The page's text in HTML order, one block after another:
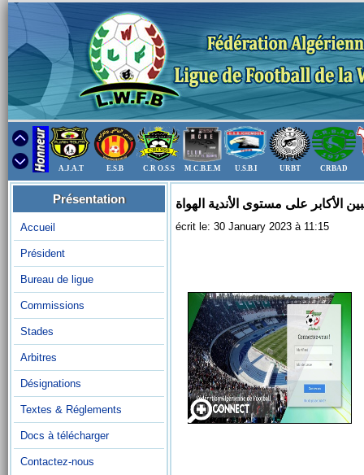
A.J.A.T E.S.B C.R O.S.S M.C.B.E.M U.S.B.I URBT CRBAD
Présentation
Accueil
Président
Bureau de ligue
Commissions
Stades
Arbitres
Désignations
Textes & Réglements
Docs à télécharger
Contactez-nous
الأكابر على مستوى الأندية الهواة
écrit le: 30 January 2023 à 11:15